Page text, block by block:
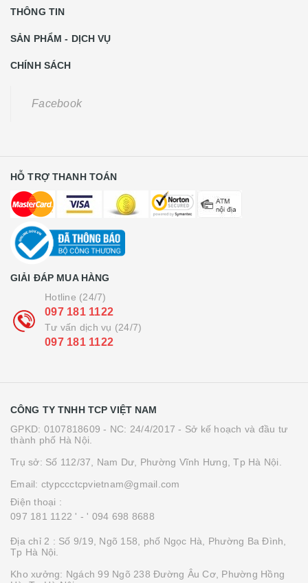
THÔNG TIN
SẢN PHẨM - DỊCH VỤ
CHÍNH SÁCH
Facebook
HỖ TRỢ THANH TOÁN
GIẢI ĐÁP MUA HÀNG
Hotline (24/7)
097 181 1122
Tư vấn dịch vụ (24/7)
097 181 1122
CÔNG TY TNHH TCP VIỆT NAM
GPKD: 0107818609 - NC: 24/4/2017 - Sở kế hoạch và đầu tư
thành phố Hà Nội.
Trụ sở: Số 112/37, Nam Dư, Phường Vĩnh Hưng, Tp Hà Nội.
Email: ctypccctcpvietnam@gmail.com
Điện thoại :
097 181 1122 ' - ' 094 698 8688
Địa chỉ 2 : Số 9/19, Ngõ 158, phố Ngọc Hà, Phường Ba Đình,
Tp Hà Nội.
Kho xưởng: Ngách 99 Ngõ 238 Đường Âu Cơ, Phường Hồng